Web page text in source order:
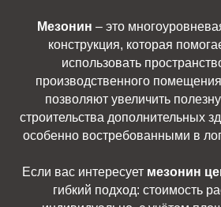
Мезонин – это
конструкция, которая
использовать
производственного
позволяют увеличить
строительства дополнительных
особенно востребованными в
Если вас интересует мезонин
гибкий подход: стоимость